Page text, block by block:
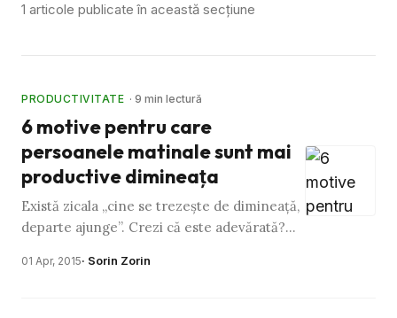
1 articole publicate în această secțiune
PRODUCTIVITATE · 9 min lectură
6 motive pentru care
persoanele matinale sunt mai
productive dimineaţa
Există zicala „cine se trezeşte de dimineaţă,
departe ajunge”. Crezi că este adevărată?
garantez că sunt …
01 Apr, 2015· Sorin Zorin